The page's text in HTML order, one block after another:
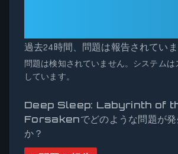
ッカーは、サービスの可用性とネットワ
正確で最新の情報を提供します。
過去24時間、問題は報告されてい
問題は検知されていません。システムは
しています。
Deep Sleep: Labyrinth of
Forsakenでどのような問題が発
か？